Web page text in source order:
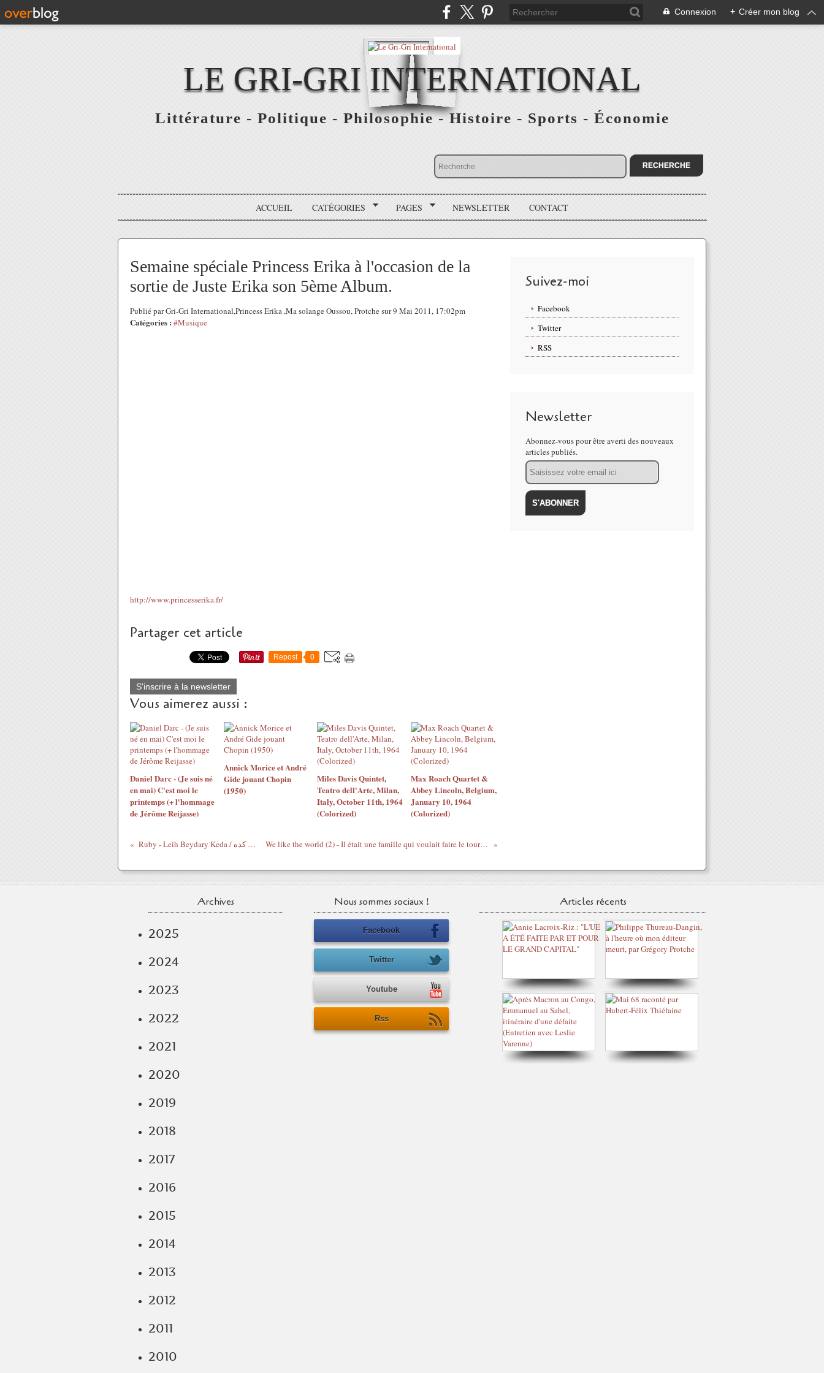
Connexion + Créer mon blog
LE GRI-GRI INTERNATIONAL
Littérature - Politique - Philosophie - Histoire - Sports - Économie
ACCUEIL CATÉGORIES PAGES NEWSLETTER CONTACT
Semaine spéciale Princess Erika à l'occasion de la
sortie de Juste Erika son 5ème Album.
Publié par Gri-Gri International,Princess Erika ,Ma solange Oussou, Protche sur 9 Mai 2011, 17:02pm
Catégories : #Musique
http://www.princesserika.fr/
Partager cet article
Repost 0
S'inscrire à la newsletter
Vous aimerez aussi :
Daniel Darc - (Je suis né
en mai) C'est moi le
printemps (+ l'hommage
de Jérôme Reijasse)
Annick Morice et André
Gide jouant Chopin
(1950)
Miles Davis Quintet,
Teatro dell'Arte, Milan,
Italy, October 11th, 1964
(Colorized)
Max Roach Quartet &
Abbey Lincoln, Belgium,
January 10, 1964
(Colorized)
Ruby - Leih Beydary Keda / روبي - ليه بيداري كده We like the world (2) - Il était une famille qui voulait faire le tour du monde grâce à facebook
Suivez-moi
Facebook
Twitter
RSS
Newsletter
Abonnez-vous pour être averti des nouveaux
articles publiés.
Email
Archives
2025
2024
2023
2022
2021
2020
2019
2018
2017
2016
2015
2014
2013
2012
2011
2010
Nous sommes sociaux !
Facebook
Twitter
Youtube
Rss
Articles récents